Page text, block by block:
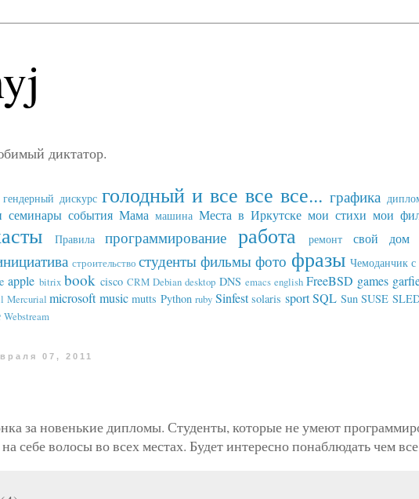
диктатор.
гендерный дискурс голодный и все все все... графика
семинары события Мама машина Места в Иркутске мои стихи мои
Правила программирование работа ремонт свой дом
строительство студенты фильмы фото фразы Чемоданчик с
apple bitrix book cisco CRM Debian desktop DNS emacs english FreeBSD games
Mercurial microsoft music mutts Python ruby Sinfest solaris sport SQL Sun SUSE
Webstream
07, 2011
за новенькие дипломы. Студенты, которые не умеют
себе волосы во всех местах. Будет интересно понаблюдать чем